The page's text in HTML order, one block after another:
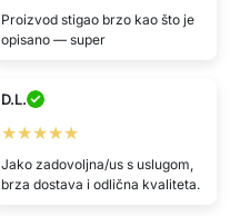
Proizvod stigao brzo kao što je
opisano — super
D.L.
★★★★★
Jako zadovoljna/us s uslugom,
brza dostava i odlična kvaliteta.